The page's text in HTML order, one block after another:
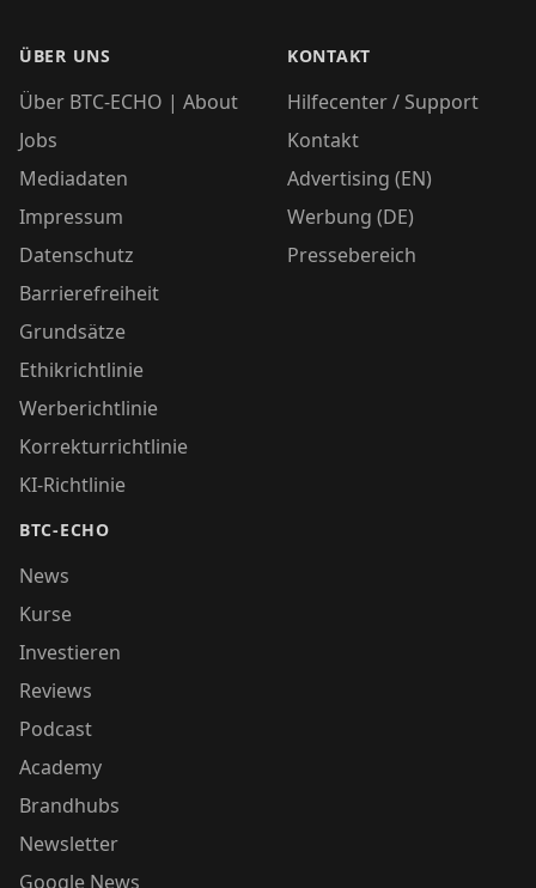
ÜBER UNS
Über BTC-ECHO | About
Jobs
Mediadaten
Impressum
Datenschutz
Barrierefreiheit
Grundsätze
Ethikrichtlinie
Werberichtlinie
Korrekturrichtlinie
KI-Richtlinie
BTC-ECHO
News
Kurse
Investieren
Reviews
Podcast
Academy
Brandhubs
Newsletter
Google News
KONTAKT
Hilfecenter / Support
Kontakt
Advertising (EN)
Werbung (DE)
Pressebereich